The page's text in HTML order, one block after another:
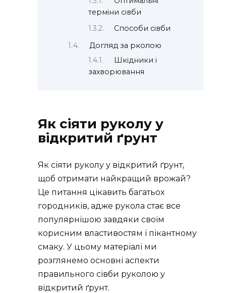
терміни сівби
Способи сівби
Догляд за рколою
Шкідники і
захворювання
Як сіяти руколу у
відкритий ґрунт
Як сіяти руколу у відкритий ґрунт,
щоб отримати найкращий врожай?
Це питання цікавить багатьох
городників, адже рукола стає все
популярнішою завдяки своїм
корисним властивостям і пікантному
смаку. У цьому матеріалі ми
розглянемо основні аспекти
правильного сівби руколою у
відкритий ґрунт.